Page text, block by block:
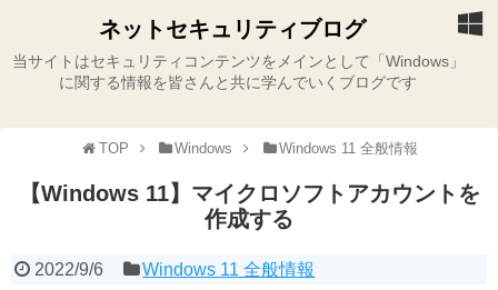
ネットセキュリティブログ
当サイトはセキュリティコンテンツをメインとして「Windows」
に関する情報を皆さんと共に学んでいくブログです
TOP Windows Windows 11 全般情報
【Windows 11】マイクロソフトアカウントを
作成する
2022/9/6 Windows 11 全般情報